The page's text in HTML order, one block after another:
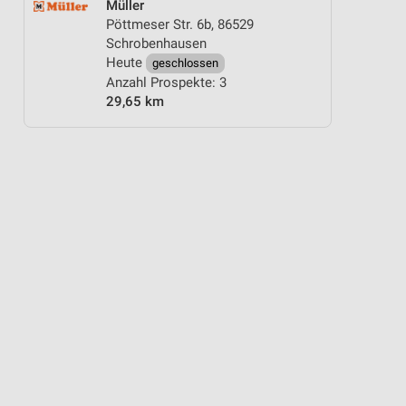
Müller
Pöttmeser Str. 6b, 86529
Schrobenhausen
Heute
geschlossen
Anzahl Prospekte: 3
29,65 km